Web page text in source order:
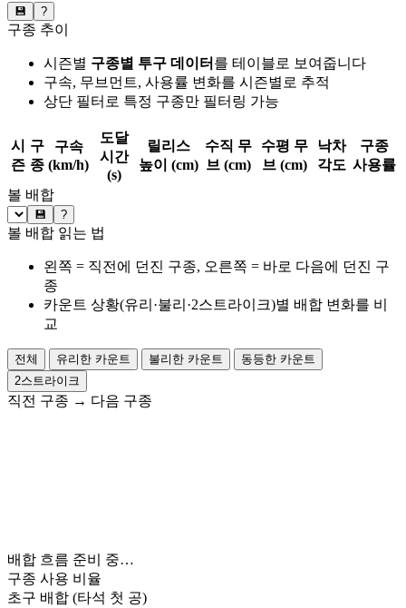
💾 ?
구종 추이
시즌별 구종별 투구 데이터 를 테이블로 보여줍니다
구속, 무브먼트, 사용률 변화를 시즌별로 추적
상단 필터로 특정 구종만 필터링 가능
시
즌
구
종
구속
(km/h)
도달
시간
(s)
릴리스
높이 (cm)
수직 무
브 (cm)
수평 무
브 (cm)
낙차
각도
구종
사용률
볼 배합
💾 ?
볼 배합 읽는 법
왼쪽 = 직전에 던진 구종, 오른쪽 = 바로 다음에 던진 구
종
카운트 상황(유리·불리·2스트라이크)별 배합 변화를 비
교
전체 유리한 카운트 불리한 카운트
동등한 카운트
2스트라이크
직전 구종 → 다음 구종
배합 흐름 준비 중…
구종 사용 비율
초구 배합 (타석 첫 공)